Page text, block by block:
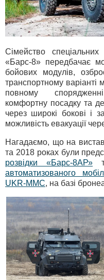
Сімейство
«Барс-8» передбачає
бойових модулів,
транспортному
повному
комфортну посадку та
через широкі бокові і
можливість евакуації
Нагадаємо, що на
та 2018 роках були
розвідки «Барс-8АР»
автоматизованого
UKR-MMС, на базі